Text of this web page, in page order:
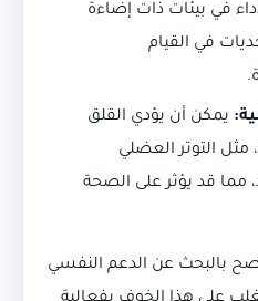
في بيئات ذات إضاءة
في القيام
: يمكن أن يؤدي القلق
مثل التوتر العضلي
مما قد يؤثر على الصحة
بالبحث عن الدعم النفسي